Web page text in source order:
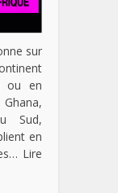
sur
ou en
Sud,
en
Lire